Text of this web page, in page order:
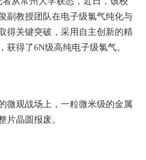
副教授团队在电子级氯气纯化与
得关键突破，采用自主创新的精
获得了6N级高纯电子级氯气。
微观战场上，一粒微米级的金属
片晶圆报废。